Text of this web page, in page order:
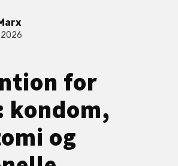
for
kondom,
og